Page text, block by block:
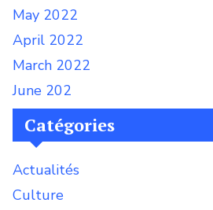
May 2022
April 2022
March 2022
June 202
Catégories
Actualités
Culture